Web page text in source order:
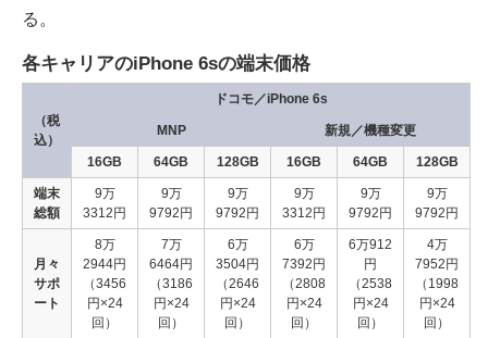
る。
各キャリアのiPhone 6sの端末価格
（税
込）
ドコモ／iPhone 6s
MNP 新規／機種変更
16GB 64GB 128GB 16GB 64GB 128GB
端末
総額
9万
3312円
9万
9792円
9万
9792円
9万
3312円
9万
9792円
9万
9792円
月々
サポ
ート
8万
2944円
（3456
円×24
回）
7万
6464円
（3186
円×24
回）
6万
3504円
（2646
円×24
回）
6万
7392円
（2808
円×24
回）
6万912
円
（2538
円×24
回）
4万
7952円
（1998
円×24
回）